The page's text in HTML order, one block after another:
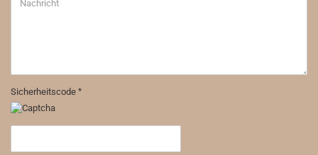
Sicherheitscode